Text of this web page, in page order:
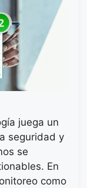
juega un
seguridad y
se
En
como